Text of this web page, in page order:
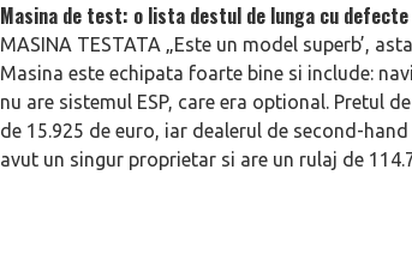
Masina de test: o lista destul de lunga cu defecte
MASINA TESTATA „Este un model superb’,
Masina este echipata foarte bine si include:
nu are sistemul ESP, care era optional. Pretul
de 15.925 de euro, iar dealerul de second-
avut un singur proprietar si are un rulaj de